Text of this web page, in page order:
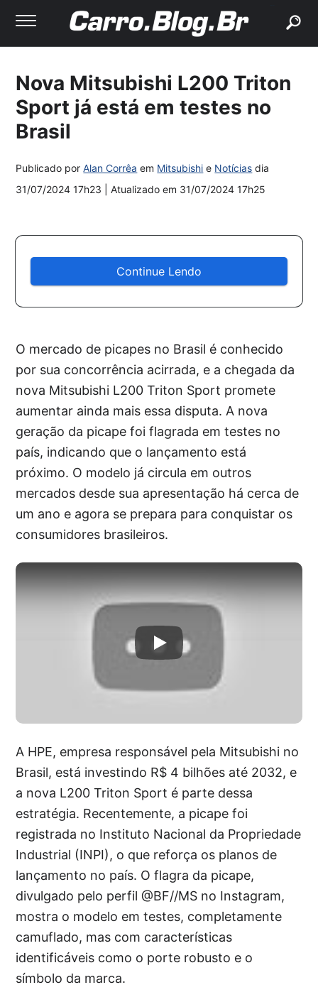
Nova Mitsubishi L200 Triton
Sport já está em testes no
Brasil
Publicado porAlan Corrêa em Mitsubishi e Notícias dia
31/07/2024 17h23
| Atualizado em 31/07/2024 17h25
Continue Lendo
O mercado de picapes no Brasil é conhecido
por sua concorrência acirrada, e a chegada da
nova Mitsubishi L200 Triton Sport promete
aumentar ainda mais essa disputa. A nova
geração da picape foi flagrada em testes no
país, indicando que o lançamento está
próximo. O modelo já circula em outros
mercados desde sua apresentação há cerca de
um ano e agora se prepara para conquistar os
consumidores brasileiros.
A HPE, empresa responsável pela Mitsubishi no
Brasil, está investindo R$ 4 bilhões até 2032, e
a nova L200 Triton Sport é parte dessa
estratégia. Recentemente, a picape foi
registrada no Instituto Nacional da Propriedade
Industrial (INPI), o que reforça os planos de
lançamento no país. O flagra da picape,
divulgado pelo perfil @BF//MS no Instagram,
mostra o modelo em testes, completamente
camuflado, mas com características
identificáveis como o porte robusto e o
símbolo da marca.